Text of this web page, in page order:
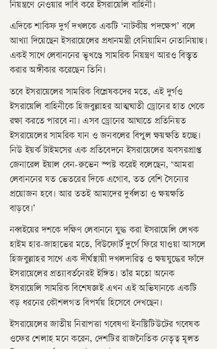
নিয়ন্ত্রণে নেওয়ার দাবি করে ইসরায়েলি বাহিনী।
​এদিকে শাকিফ দুর্গ দখলকে একটি ‘নাটকীয় পদক্ষেপ’ বলে
আখ্যা দিয়েছেন ইসরায়েলের প্রধানমন্ত্রী বেনিয়ামিন নেতানিয়াহু।
একই সাথে লেবাননের ভূখণ্ডে সামরিক নিয়ন্ত্রণ আরও বিস্তৃত
করার অঙ্গীকার করেছেন তিনি।
তবে ইসরায়েলের সামরিক বিশ্লেষকদের মতে, এই দুর্গও
ইসরায়েলি বাহিনীকে হিজবুল্লাহর আত্মঘাতী ড্রোনের হাত থেকে
রক্ষা করতে পারবে না। এসব ড্রোনের আঘাতে প্রতিনিয়ত
ইসরায়েলের সামরিক যান ও জনবলের বিপুল ক্ষয়ক্ষতি হচ্ছে।
নিউ ইয়র্ক টাইমসের এক প্রতিবেদনে ইসরায়েলের অবসরপ্রাপ্ত
জেনারেল ইয়াল বেন-রুভেন স্পষ্ট করেই বলেছেন, ‘আমরা
লেবাননের যত ভেতরের দিকে এগোব, তত বেশি সৈন্যের
প্রয়োজন হবে। আর ততই আমাদের দুর্বলতা ও ক্ষয়ক্ষতি
বাড়বে।’
​নব্বইয়ের দশকে দক্ষিণ লেবাননে যুদ্ধ করা ইসরায়েলি লেখক
হাইম হার-জাহাভের মতে, বিউফোর্ট দুর্গে ফিরে যাওয়া আসলে
হিজবুল্লাহর সাথে এক দীর্ঘস্থায়ী দখলদারিত্ব ও ক্ষয়যুদ্ধের ফাঁদে
ইসরায়েলের প্রত্যাবর্তনেরই ইঙ্গিত। তাঁর মতো অনেক
ইসরায়েলি সামরিক বিশেষজ্ঞই এখন এই অভিযানকে একটি
বড় ধরনের কৌশলগত বিপর্যয় হিসেবে দেখছেন।
ইসরায়েলের জাতীয় নিরাপত্তা গবেষণা ইনস্টিটিউটের গবেষক
ওফের শেলাহ মনে করেন, দেশটির রাজনৈতিক নেতৃত্ব মূলত